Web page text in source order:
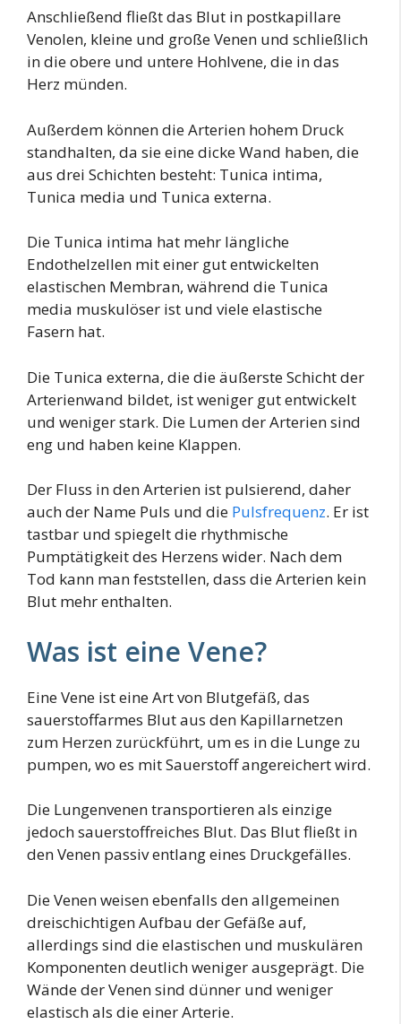
Anschließend fließt das Blut in postkapillare
Venolen, kleine und große Venen und schließlich
in die obere und untere Hohlvene, die in das
Herz münden.
Außerdem können die Arterien hohem Druck
standhalten, da sie eine dicke Wand haben, die
aus drei Schichten besteht: Tunica intima,
Tunica media und Tunica externa.
Die Tunica intima hat mehr längliche
Endothelzellen mit einer gut entwickelten
elastischen Membran, während die Tunica
media muskulöser ist und viele elastische
Fasern hat.
Die Tunica externa, die die äußerste Schicht der
Arterienwand bildet, ist weniger gut entwickelt
und weniger stark. Die Lumen der Arterien sind
eng und haben keine Klappen.
Der Fluss in den Arterien ist pulsierend, daher
auch der Name Puls und die Pulsfrequenz. Er ist
tastbar und spiegelt die rhythmische
Pumptätigkeit des Herzens wider. Nach dem
Tod kann man feststellen, dass die Arterien kein
Blut mehr enthalten.
Was ist eine Vene?
Eine Vene ist eine Art von Blutgefäß, das
sauerstoffarmes Blut aus den Kapillarnetzen
zum Herzen zurückführt, um es in die Lunge zu
pumpen, wo es mit Sauerstoff angereichert wird.
Die Lungenvenen transportieren als einzige
jedoch sauerstoffreiches Blut. Das Blut fließt in
den Venen passiv entlang eines Druckgefälles.
Die Venen weisen ebenfalls den allgemeinen
dreischichtigen Aufbau der Gefäße auf,
allerdings sind die elastischen und muskulären
Komponenten deutlich weniger ausgeprägt. Die
Wände der Venen sind dünner und weniger
elastisch als die einer Arterie.